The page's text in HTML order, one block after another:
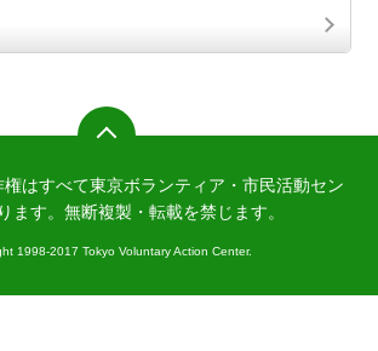
権はすべて東京ボランティア・市民活動セン
ます。 無断複製・転載を禁じます。
1998-2017 Tokyo Voluntary Action Center.